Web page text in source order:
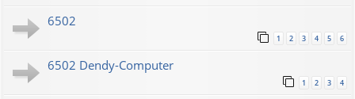
6502
1 2 3 4 5 6
6502 Dendy-Computer
1 2 3 4